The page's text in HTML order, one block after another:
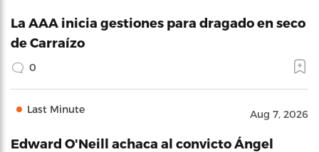
La AAA inicia gestiones para dragado en seco
de Carraízo
0
Last Minute Aug 7, 2026
Edward O'Neill achaca al convicto Ángel